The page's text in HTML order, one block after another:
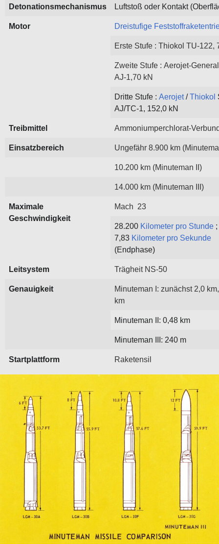
Detonationsmechanismus Luftstoß oder Kontakt
Motor Dreistufige
Erste Stufe : Thiokol TU-122,
Zweite Stufe : Aerojet-
AJ-1,70 kN
Dritte Stufe : Aerojet/Thiokol
AJ/TC-1, 152,0 kN
Treibmittel Ammoniumperchlorat-
Einsatzbereich Ungefähr 8.900 km
10.200 km (Minuteman II)
14.000 km (Minuteman III)
Maximale
Geschwindigkeit
Mach 23
28.200 Kilometer pro Stunde ;
7,83 Kilometer pro Sekunde
(Endphase)
Leitsystem Trägheit NS-50
Genauigkeit
Minuteman I: zunächst 2,0
km
Minuteman II: 0,48 km
Minuteman III: 240 m
Startplattform Raketensil